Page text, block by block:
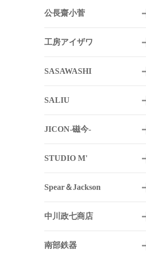
公長齋小菅
工房アイザワ
SASAWASHI
SALIU
JICON-磁今-
STUDIO M'
Spear＆Jackson
中川政七商店
南部鉄器